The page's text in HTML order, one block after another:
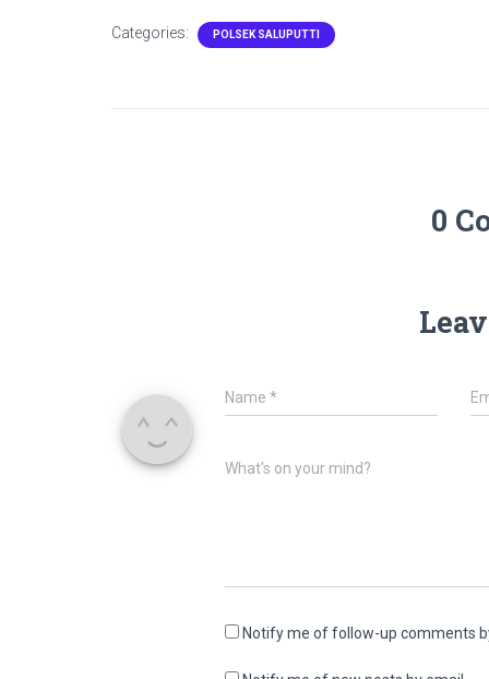
Categories: POLSEK SALUPUTTI
0
Name *
What's on your mind?
Notify me of follow-up comments